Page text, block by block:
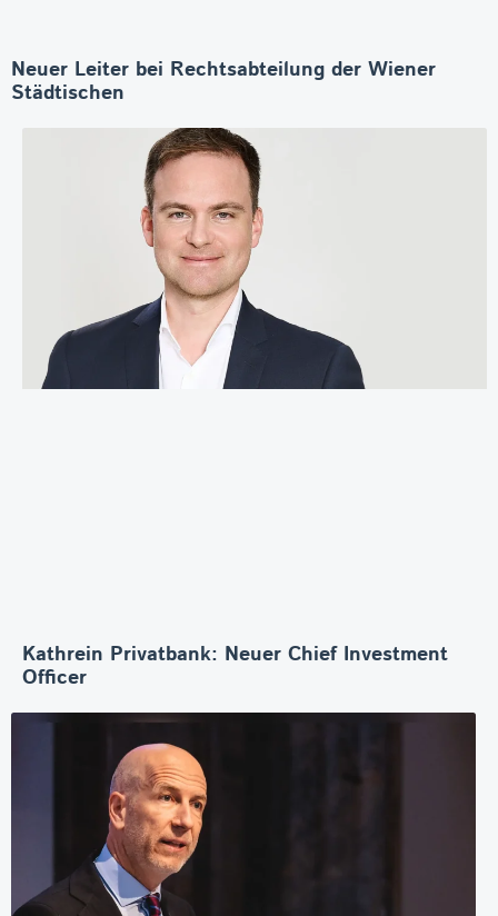
Neuer Leiter bei Rechtsabteilung der Wiener
Städtischen
Kathrein Privatbank: Neuer Chief Investment
Officer